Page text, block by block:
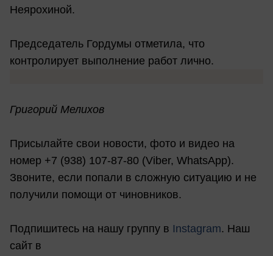
Неярохиной.
Председатель Гордумы отметила, что
контролирует выполнение работ лично.
Григорий Мелихов
Присылайте свои новости, фото и видео на
номер +7 (938) 107-87-80 (Viber, WhatsApp).
Звоните, если попали в сложную ситуацию и не
получили помощи от чиновников.
Подпишитесь на нашу группу в Instagram. Наш
сайт в